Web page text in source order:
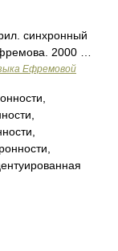
синхронный
2000 …
Ефремовой